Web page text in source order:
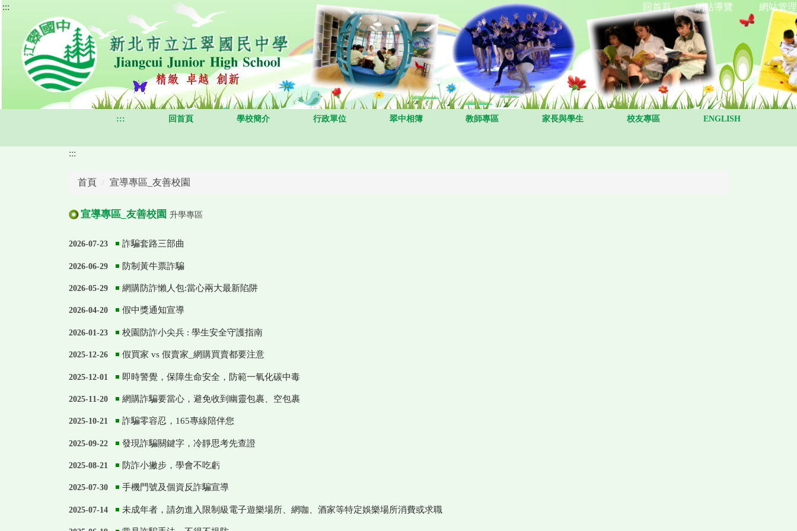
跳
::: 回首頁 網站導覽 網站管理
::: 回首頁 學校簡介 行政單位 翠中相簿 教師專區 家長與學生 校友專區 ENGLISH
:::
首頁 宣導專區_友善校園
宣導專區_友善校園 升學專區
2026-07-23 詐騙套路三部曲
2026-06-29 防制黃牛票詐騙
2026-05-29 網購防詐懶人包:當心兩大最新陷阱
2026-04-20 假中獎通知宣導
2026-01-23 校園防詐小尖兵 : 學生安全守護指南
2025-12-26 假買家 vs 假賣家_網購買賣都要注意
2025-12-01 即時警覺，保障生命安全，防範一氧化碳中毒
2025-11-20 網購詐騙要當心，避免收到幽靈包裹、空包裹
2025-10-21 詐騙零容忍，165專線陪伴您
2025-09-22 發現詐騙關鍵字，冷靜思考先查證
2025-08-21 防詐小撇步，學會不吃虧
2025-07-30 手機門號及個資反詐騙宣導
2025-07-14 未成年者，請勿進入限制級電子遊樂場所、網咖、酒家等特定娛樂場所消費或求職